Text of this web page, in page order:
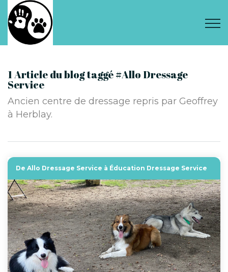
1 Article du blog taggé #Allo Dressage
Service
Ancien centre de dressage repris par Geoffrey
à Herblay.
De Allo Dressage Service à Éducation Dressage Service